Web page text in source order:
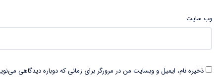
وب‌ سایت
ذخیره نام، ایمیل و وبسایت من در مرورگر برای زمانی که دوباره دیدگاهی